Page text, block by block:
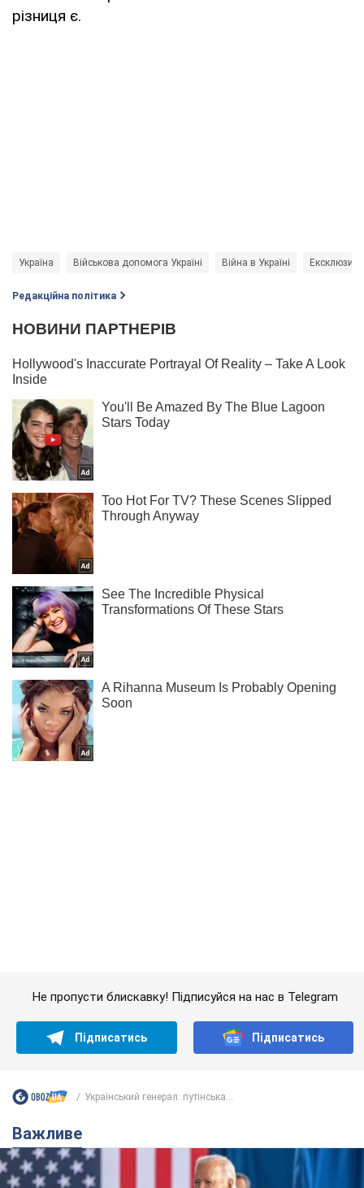
різниця є.
Україна Військова допомога Україні Війна в Україні Ексклюзив
Редакційна політика
Дружина тяжкохворого Джо Байдена назвала
перший симптом, який сигналізував про його
"агресивний" рак